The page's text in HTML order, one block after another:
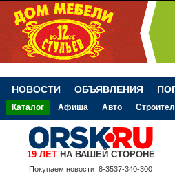
НОВОСТИ ОБЪЯВЛЕНИЯ
Каталог Афиша Авто
19 ЛЕТНА ВАШЕЙ СТОРОНЕ
Покупаем новости 8-3537-340-300